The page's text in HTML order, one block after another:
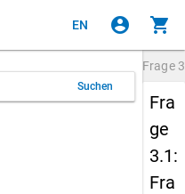
EN account_circle shopping_cart
Suchen
Frage
Fra
ge
3.1:
Fra